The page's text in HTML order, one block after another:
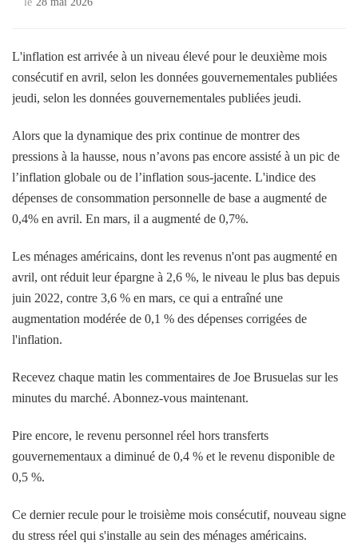
L'inflation est arrivée à un niveau élevé pour le deuxième mois
consécutif en avril, selon les données gouvernementales publiées
jeudi, selon les données gouvernementales publiées jeudi.
Alors que la dynamique des prix continue de montrer des
pressions à la hausse, nous n’avons pas encore assisté à un pic de
l’inflation globale ou de l’inflation sous-jacente. L'indice des
dépenses de consommation personnelle de base a augmenté de
0,4% en avril. En mars, il a augmenté de 0,7%.
Les ménages américains, dont les revenus n'ont pas augmenté en
avril, ont réduit leur épargne à 2,6 %, le niveau le plus bas depuis
juin 2022, contre 3,6 % en mars, ce qui a entraîné une
augmentation modérée de 0,1 % des dépenses corrigées de
l'inflation.
Recevez chaque matin les commentaires de Joe Brusuelas sur les
minutes du marché. Abonnez-vous maintenant.
Pire encore, le revenu personnel réel hors transferts
gouvernementaux a diminué de 0,4 % et le revenu disponible de
0,5 %.
Ce dernier recule pour le troisième mois consécutif, nouveau signe
du stress réel qui s'installe au sein des ménages américains.